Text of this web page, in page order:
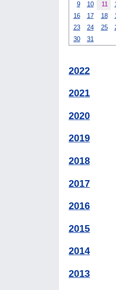
9
10 11
16
17 18
23
24 25
30
31
2022
2021
2020
2019
2018
2017
2016
2015
2014
2013